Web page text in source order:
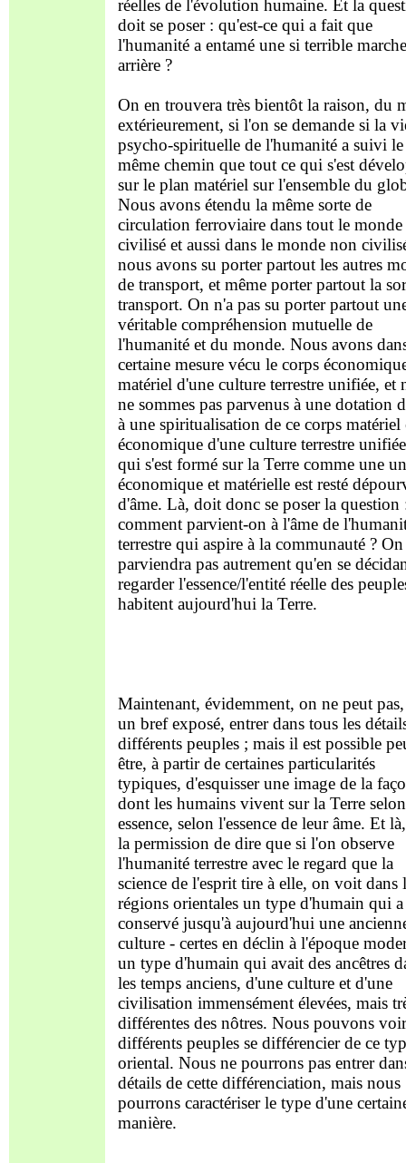
réelles de l'évolution humaine. Et la
doit se poser : qu'est-ce qui a fait que
l'humanité a entamé une si terrible marche
arrière ?
On en trouvera très bientôt la raison, du
extérieurement, si l'on se demande si la
psycho-spirituelle de l'humanité a suivi le
même chemin que tout ce qui s'est
sur le plan matériel sur l'ensemble du
Nous avons étendu la même sorte de
circulation ferroviaire dans tout le monde
civilisé et aussi dans le monde non
nous avons su porter partout les autres
de transport, et même porter partout la
transport. On n'a pas su porter partout
véritable compréhension mutuelle de
l'humanité et du monde. Nous avons
certaine mesure vécu le corps
matériel d'une culture terrestre unifiée, et
ne sommes pas parvenus à une dotation
à une spiritualisation de ce corps matériel
économique d'une culture terrestre
qui s'est formé sur la Terre comme une
économique et matérielle est resté
d'âme. Là, doit donc se poser la question
comment parvient-on à l'âme de
terrestre qui aspire à la communauté ?
parviendra pas autrement qu'en se
regarder l'essence/l'entité réelle des
habitent aujourd'hui la Terre.
Maintenant, évidemment, on ne peut
un bref exposé, entrer dans tous les
différents peuples ; mais il est possible
être, à partir de certaines particularités
typiques, d'esquisser une image de la
dont les humains vivent sur la Terre
essence, selon l'essence de leur âme. Et
la permission de dire que si l'on observe
l'humanité terrestre avec le regard que la
science de l'esprit tire à elle, on voit dans
régions orientales un type d'humain qui a
conservé jusqu'à aujourd'hui une
culture - certes en déclin à l'époque
un type d'humain qui avait des ancêtres
les temps anciens, d'une culture et d'une
civilisation immensément élevées, mais
différentes des nôtres. Nous pouvons voir
différents peuples se différencier de ce
oriental. Nous ne pourrons pas entrer
détails de cette différenciation, mais nous
pourrons caractériser le type d'une
manière.